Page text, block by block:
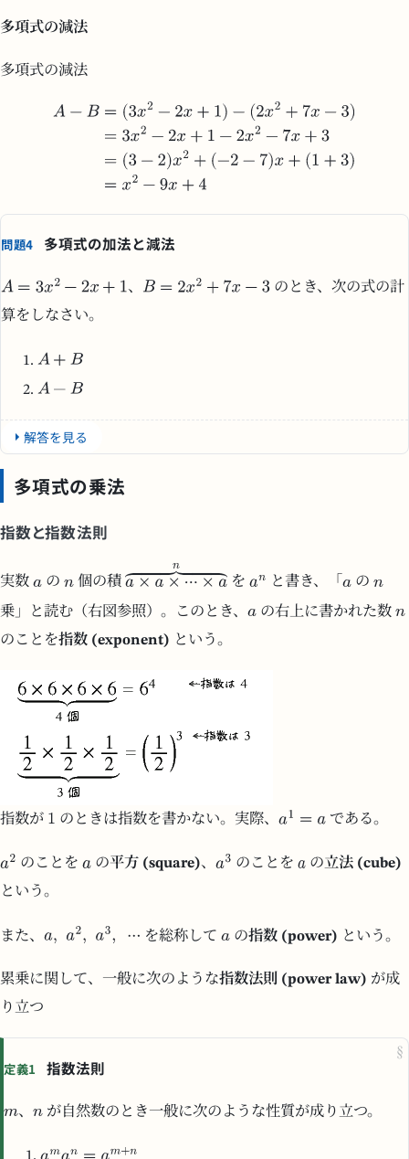
多項式の減法
多項式の減法
問題4 多項式の加法と減法
、
のとき、次の式の計
算をしなさい。
解答を見る
多項式の乗法
指数と指数法則
実数 の 個の積 を と書き、「
の
乗」と読む（右図参照）。このとき、
の右上に書かれた数
のことを指数 (exponent) という。
指数が のときは指数を書かない。実際、 である。
のことを の平方 (square)、 のことを の立法 (cube)
という。
また、 を総称して の指数 (power) という。
累乗に関して、一般に次のような指数法則 (power law) が成
り立つ
§
定義1 指数法則
、 が自然数のとき一般に次のような性質が成り立つ。